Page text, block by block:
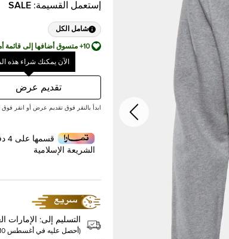
إستعمل القسيمة:
SALE
شامل الكل
10+ متسوق أضافها إلى قائمة أمنياته
الآن يمكنك شراء هذه
تقديم عرض
ابدأ بالنقر فوق تقديم عرض أو انقر فوق i لمعرفة كيفية عمله
الشريعة الإسلامية
التسليم إلى: الإمارات
( أحصل عليه في أغسطس 10, 2026